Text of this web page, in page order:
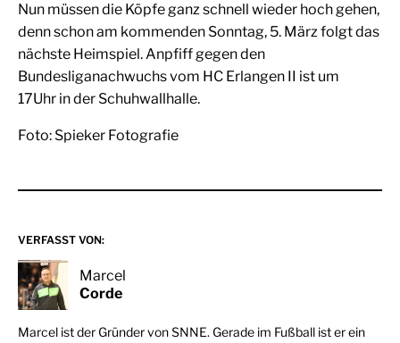
Nun müssen die Köpfe ganz schnell wieder hoch gehen,
denn schon am kommenden Sonntag, 5. März folgt das
nächste Heimspiel. Anpfiff gegen den
Bundesliganachwuchs vom HC Erlangen II ist um
17Uhr in der Schuhwallhalle.
Foto: Spieker Fotografie
VERFASST VON:
Marcel
Corde
Marcel ist der Gründer von SNNE. Gerade im Fußball ist er ein